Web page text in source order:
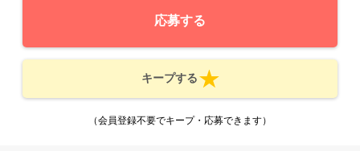
応募する
キープする
（会員登録不要でキープ・応募できます）